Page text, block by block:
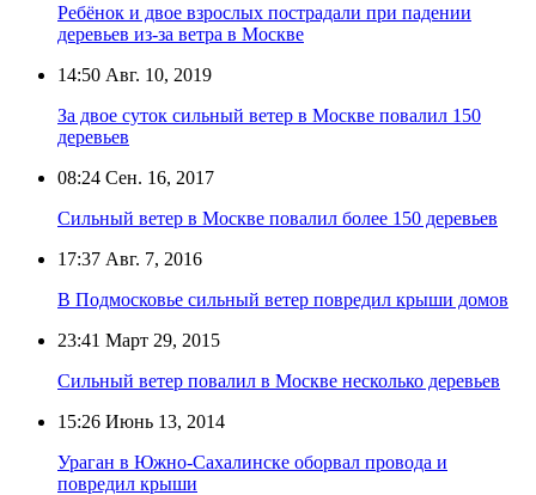
Ребёнок и двое взрослых пострадали при падении
деревьев из-за ветра в Москве
14:50 Авг. 10, 2019
За двое суток сильный ветер в Москве повалил 150
деревьев
08:24 Сен. 16, 2017
Сильный ветер в Москве повалил более 150 деревьев
17:37 Авг. 7, 2016
В Подмосковье сильный ветер повредил крыши домов
23:41 Март 29, 2015
Сильный ветер повалил в Москве несколько деревьев
15:26 Июнь 13, 2014
Ураган в Южно-Сахалинске оборвал провода и
повредил крыши